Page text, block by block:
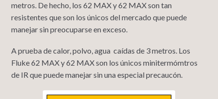
metros. De hecho, los 62 MAX y 62 MAX son tan
resistentes que son los únicos del mercado que puede
manejar sin preocuparse en exceso.
A prueba de calor, polvo, agua caídas de 3 metros. Los
Fluke 62 MAX y 62 MAX son los únicos minitermómtros
de IR que puede manejar sin una especial precaucón.